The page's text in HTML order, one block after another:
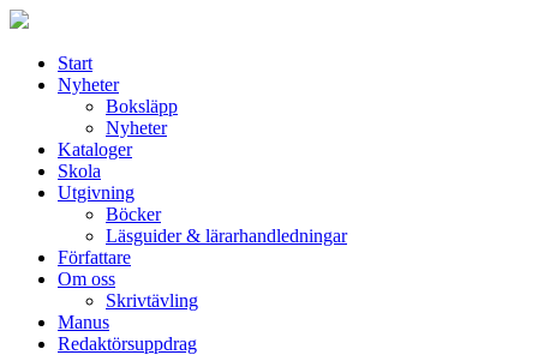
Start
Nyheter
Boksläpp
Nyheter
Kataloger
Skola
Utgivning
Böcker
Läsguider & lärarhandledningar
Författare
Om oss
Skrivtävling
Manus
Redaktörsuppdrag